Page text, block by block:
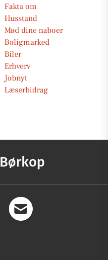
Fakta om
Husstand
Mød dine naboer
Boligmarked
Biler
Erhverv
Jobnyt
Læserbidrag
Børkop